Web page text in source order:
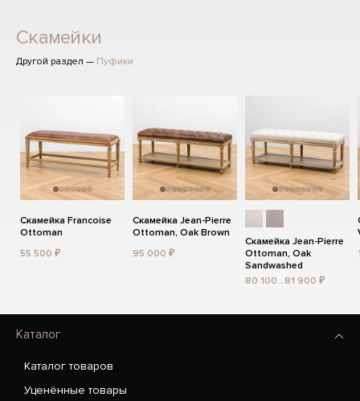
Скамейки
Другой раздел — Пуфики
Скамейка Francoise
Ottoman
55 500 ₽
Скамейка Jean-Pierre
Ottoman, Oak Brown
95 000 ₽
Скамейка Jean-Pierre
Ottoman, Oak
Sandwashed
80 100...81 900 ₽
Каталог
Каталог товаров
Уценённые товары